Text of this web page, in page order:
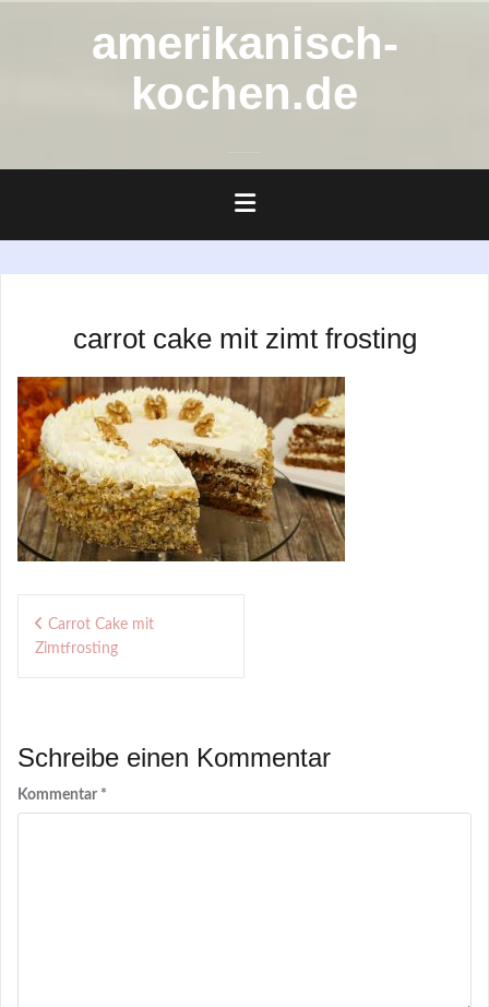
amerikanisch-
kochen.de
carrot cake mit zimt frosting
Beitragsnavigation
Carrot Cake mit
Zimtfrosting
Schreibe einen Kommentar
Kommentar *